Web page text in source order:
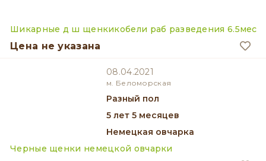
Шикарные д ш щенкикобели раб разведения 6.5мес
Цена не указана
08.04.2021
м. Беломорская
разный пол
5 лет 5 месяцев
Немецкая овчарка
Черные щенки немецкой овчарки